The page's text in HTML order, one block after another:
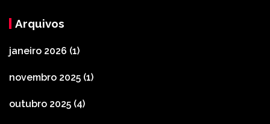
Arquivos
janeiro 2026 (1)
novembro 2025 (1)
outubro 2025 (4)